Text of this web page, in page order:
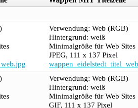
Verwendung: Web (RGB)
Hintergrund: weiß
Minimalgröße für Web Sites
JPEG, 111 x 137 Pixel
Verwendung: Web (RGB)
Hintergrund: weiß
Minimalgröße für Web Sites
GIF, 111 x 137 Pixel